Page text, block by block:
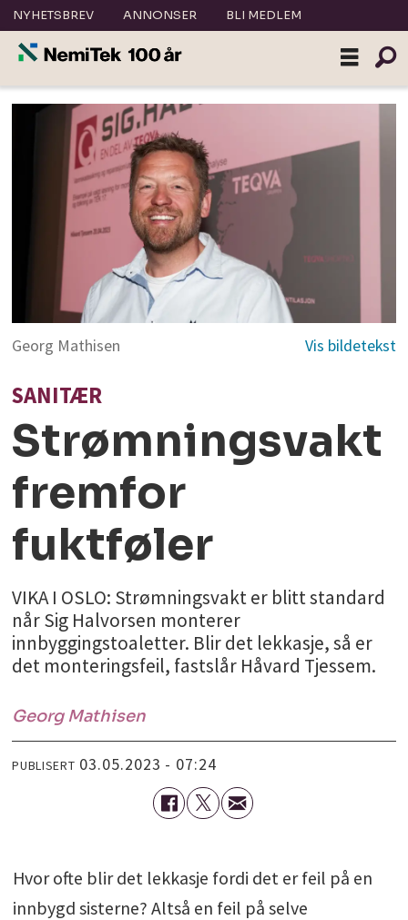
NYHETSBREV ANNONSER BLI MEDLEM
Georg Mathisen
SANITÆR
Strømningsvakt
fremfor
fuktføler
VIKA I OSLO: Strømningsvakt er blitt standard
når Sig Halvorsen monterer
innbyggingstoaletter. Blir det lekkasje, så er
det monteringsfeil, fastslår Håvard Tjessem.
Georg Mathisen
PUBLISERT 03.05.2023 - 07:24
Hvor ofte blir det lekkasje fordi det er feil på en
innbygd sisterne? Altså en feil på selve